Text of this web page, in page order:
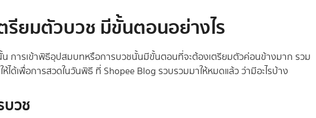
รียมตัวบวช มีขั้นตอนอย่างไร
การเข้าพิธีอุปสมบทหรือการบวชนั้นมีขั้นตอนที่จะต้องเตรียมตัวค่อนข้างมาก รวม
ได้เพื่อการสวดในวันพิธี ที่ Shopee Blog รวบรวมมาให้หมดแล้ว ว่ามีอะไรบ้าง
วช